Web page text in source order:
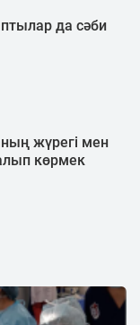
да сәби
жүрегі мен
көрмек